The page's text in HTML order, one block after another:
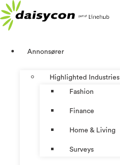
Skip
to
content
Annonsører
Highlighted Industries
Fashion
Finance
Home & Living
Surveys